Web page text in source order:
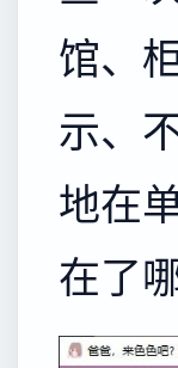
馆、
示、
地在
在了